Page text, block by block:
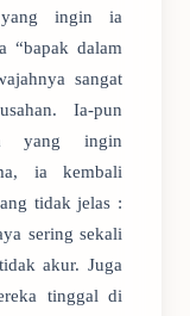
ingin ia
“bapak dalam
sangat
Ia-pun
yang ingin
ia kembali
tidak jelas :
sering sekali
akur. Juga
tinggal di